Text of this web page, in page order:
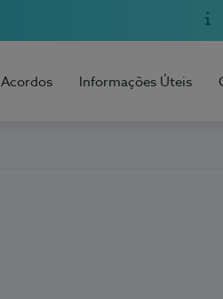
Acordos Informações Úteis